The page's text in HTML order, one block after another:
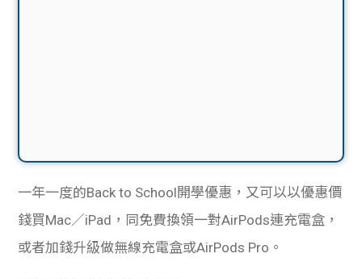
一年一度的Back to School開學優惠，又可以以優惠價
錢買Mac／iPad，同免費換領一對AirPods連充電盒，
或者加錢升級做無線充電盒或AirPods Pro。